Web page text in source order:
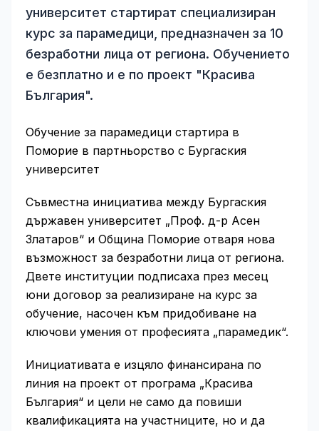
университет стартират специализиран
курс за парамедици, предназначен за 10
безработни лица от региона. Обучението
е безплатно и е по проект "Красива
България".
Обучение за парамедици стартира в
Поморие в партньорство с Бургаския
университет
Съвместна инициатива между Бургаския
държавен университет „Проф. д-р Асен
Златаров“ и Община Поморие отваря нова
възможност за безработни лица от региона.
Двете институции подписаха през месец
юни договор за реализиране на курс за
обучение, насочен към придобиване на
ключови умения от професията „парамедик“.
Инициативата е изцяло финансирана по
линия на проект от програма „Красива
България“ и цели не само да повиши
квалификацията на участниците, но и да